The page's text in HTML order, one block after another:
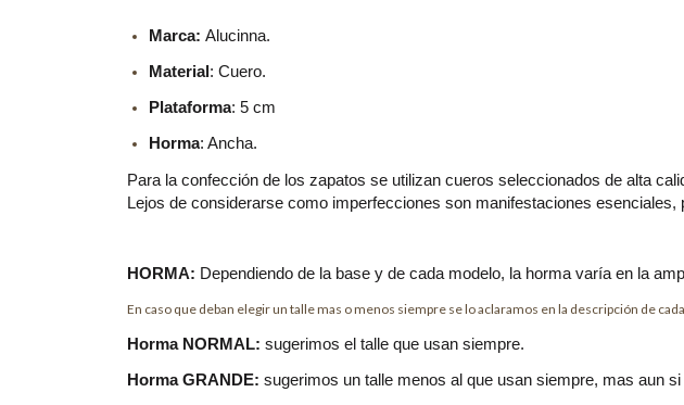
Marca: Alucinna.
Material: Cuero.
Plataforma: 5 cm
Horma: Ancha.
Para la confección de los zapatos se utilizan cueros seleccionados de alta
Lejos de considerarse como imperfecciones son manifestaciones esenciales,
HORMA: Dependiendo de la base y de cada modelo, la horma varía en la
En caso que deban elegir un talle mas o menos siempre se lo aclaramos en la descripción de
Horma NORMAL: sugerimos el talle que usan siempre.
Horma GRANDE: sugerimos un talle menos al que usan siempre, mas aun